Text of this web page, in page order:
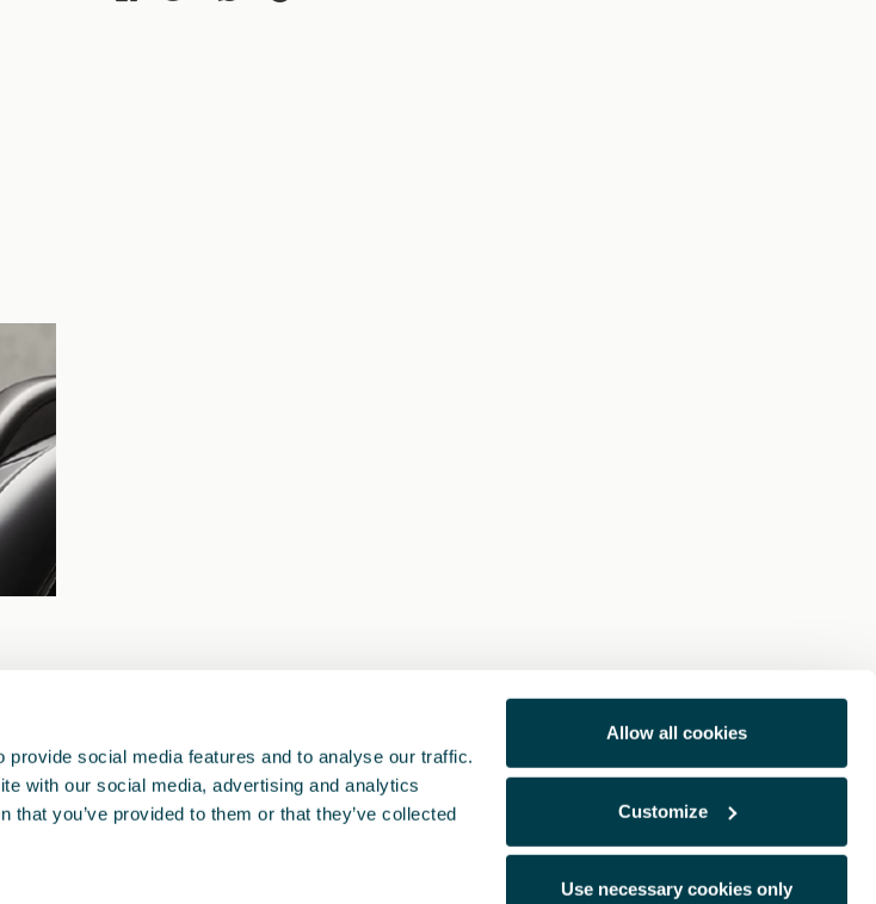
social media features and to analyse our traffic.
with our social media, advertising and analytics
you’ve provided to them or that they’ve collected
Allow all cookies
Customize
Use necessary cookies only